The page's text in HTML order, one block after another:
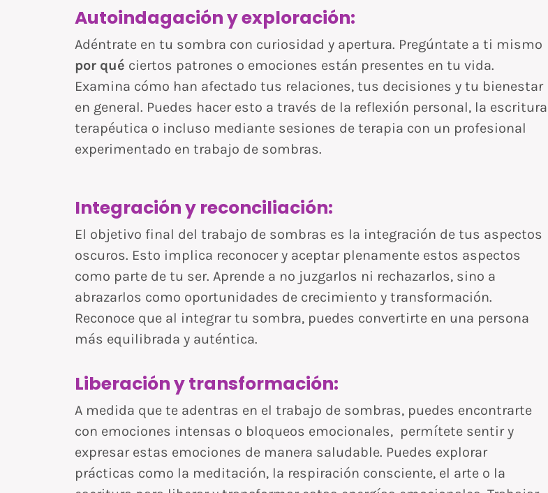
Autoindagación y exploración:
Adéntrate en tu sombra con curiosidad y apertura. Pregúntate a ti mismo
por qué ciertos patrones o emociones están presentes en tu vida.
Examina cómo han afectado tus relaciones, tus decisiones y tu bienestar
en general. Puedes hacer esto a través de la reflexión personal, la escritura
terapéutica o incluso mediante sesiones de terapia con un profesional
experimentado en trabajo de sombras.
Integración y reconciliación:
El objetivo final del trabajo de sombras es la integración de tus aspectos
oscuros. Esto implica reconocer y aceptar plenamente estos aspectos
como parte de tu ser. Aprende a no juzgarlos ni rechazarlos, sino a
abrazarlos como oportunidades de crecimiento y transformación.
Reconoce que al integrar tu sombra, puedes convertirte en una persona
más equilibrada y auténtica.
Liberación y transformación:
A medida que te adentras en el trabajo de sombras, puedes encontrarte
con emociones intensas o bloqueos emocionales, permítete sentir y
expresar estas emociones de manera saludable. Puedes explorar
prácticas como la meditación, la respiración consciente, el arte o la